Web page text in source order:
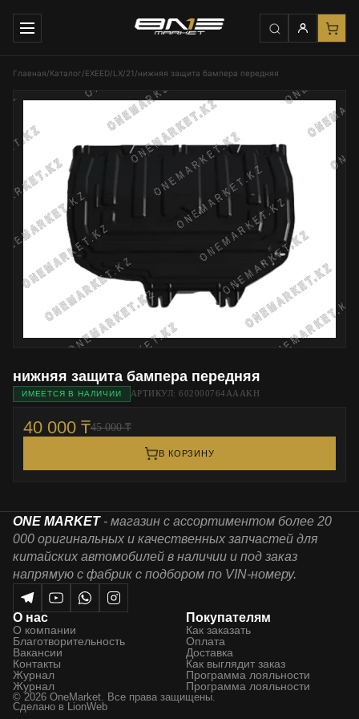
Главная/Каталог/EXEED/LX/21 /нижняя защита бампера передняя
нижняя защита бампера передняя
ИМЕЕТСЯ В НАЛИЧИИ АРТИКУЛ: 602000764AAAKH
40 000 ₸45 000 ₸
В КОРЗИНУ
ONE MARKET - магазин с ассортиментом более 20
000 оригинальных и качественных запчастей для
китайских автомобилей в наличии и под заказ
напрямую с фабрик с подбором по VIN-номеру.
О нас
О компании
Благотворительность
Вакансии
Контакты
Журнал
Журнал
Покупателям
Как заказать
Оплата
Доставка
Как выглядит заказ
Программа лояльности
Программа лояльности
© 2026 OneMarket. Все права защищены.
Сделано в LionWeb